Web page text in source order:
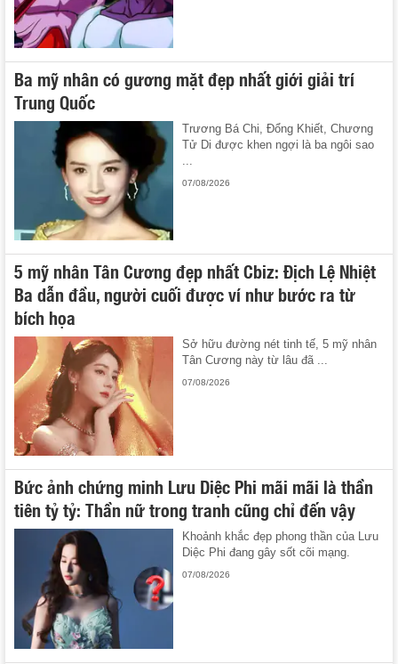
Ba mỹ nhân có gương mặt đẹp nhất giới giải trí
Trung Quốc
Trương Bá Chi, Đổng Khiết, Chương
Tử Di được khen ngợi là ba ngôi sao
07/08/2026
5 mỹ nhân Tân Cương đẹp nhất Cbiz: Địch Lệ Nhiệt
Ba dẫn đầu, người cuối được ví như bước ra từ
bích họa
Sở hữu đường nét tinh tế, 5 mỹ nhân
Tân Cương này từ lâu đã ...
07/08/2026
Bức ảnh chứng minh Lưu Diệc Phi mãi mãi là thần
tiên tỷ tỷ: Thần nữ trong tranh cũng chỉ đến vậy
Khoảnh khắc đẹp phong thần của Lưu
Diệc Phi đang gây sốt cõi mạng.
07/08/2026